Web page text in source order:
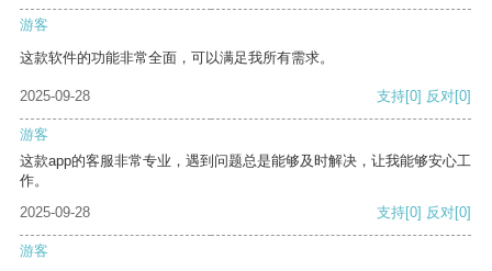
游客
这款软件的功能非常全面，可以满足我所有需求。
2025-09-28 支持[0] 反对[0]
游客
这款app的客服非常专业，遇到问题总是能够及时解决，让我能够安心工
作。
2025-09-28
支持[0] 反对[0]
游客